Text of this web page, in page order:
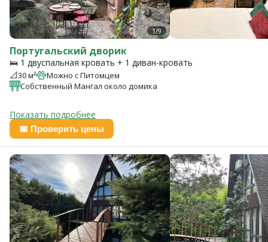
1/9
Португальский дворик
🛌 1 двуспальная кровать + 1 диван-кровать
📐30 м²
Можно с Питомцем
Собственный Мангал около домика
Показать подробнее
📅 Проверить цены